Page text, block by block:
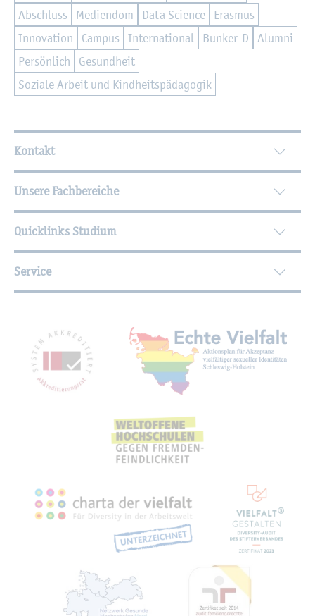
Ab­schluss
Me­di­en­dom Data Sci­ence
Eras­mus
In­no­va­ti­on
Cam­pus In­ter­na­tio­nal Bun­ker-D
Alum­ni
Per­sön­lich
Ge­sund­heit
So­zia­le Ar­beit und Kind­heits­päd­ago­gik
Wei­ter­füh­ren­de In­for­ma­tio­nen
Kontakt
Unsere Fachbereiche
Quicklinks Studium
Service
Mit­glied­schaf­ten,